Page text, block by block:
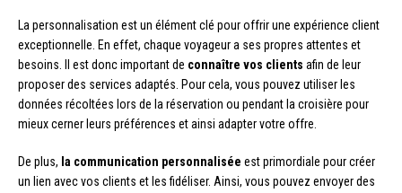
La personnalisation est un élément clé pour offrir une expérience client
exceptionnelle. En effet, chaque voyageur a ses propres attentes et
besoins. Il est donc important de connaître vos clients afin de leur
proposer des services adaptés. Pour cela, vous pouvez utiliser les
données récoltées lors de la réservation ou pendant la croisière pour
mieux cerner leurs préférences et ainsi adapter votre offre.
De plus, la communication personnalisée est primordiale pour créer
un lien avec vos clients et les fidéliser. Ainsi, vous pouvez envoyer des